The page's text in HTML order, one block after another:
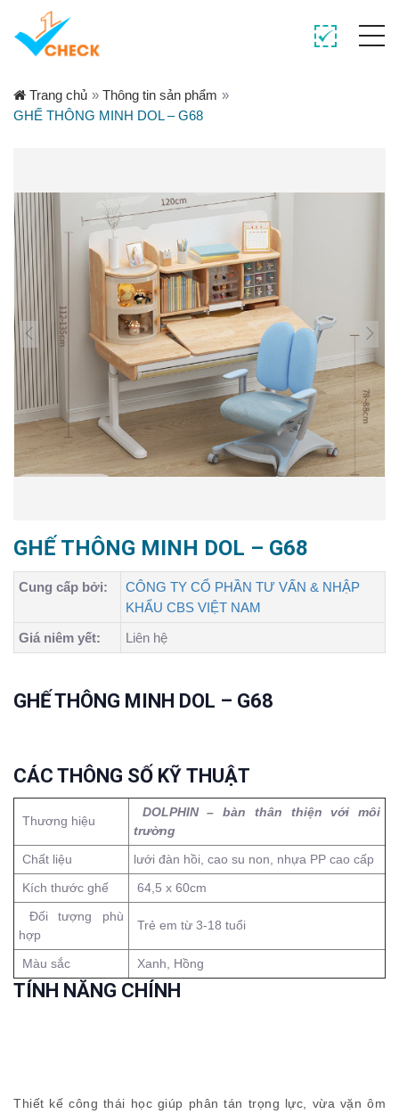
Trang chủ » Thông tin sản phẩm »
GHẾ THÔNG MINH DOL – G68
GHẾ THÔNG MINH DOL – G68
Cung cấp bởi:
CÔNG TY CỔ PHẦN TƯ VẤN & NHẬP
KHẨU CBS VIỆT NAM
Giá niêm yết:
Liên hệ
GHẾ THÔNG MINH DOL – G68
CÁC THÔNG SỐ KỸ THUẬT
Thương hiệu
DOLPHIN – bàn thân thiện với môi
trường
Chất liệu
lưới đàn hồi, cao su non, nhựa PP cao cấp
Kích thước ghế
64,5 x 60cm
Đối tượng phù
hợp
Trẻ em từ 3-18 tuổi
Màu sắc Xanh, Hồng
TÍNH NĂNG CHÍNH
Thiết kế công thái học giúp phân tán trọng lực, vừa vặn ôm